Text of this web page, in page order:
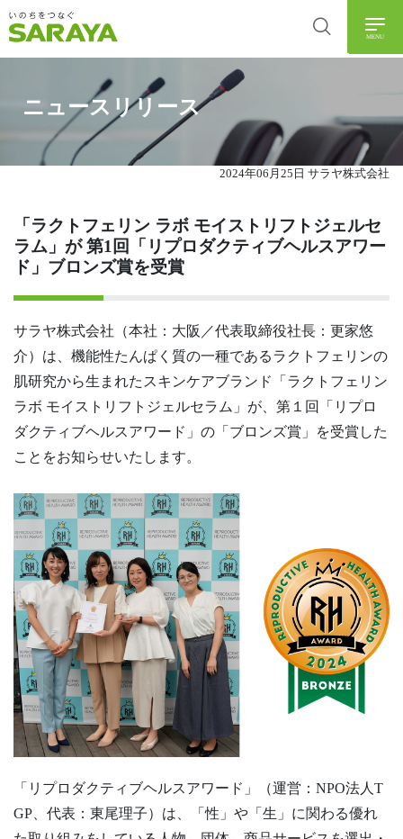
MENU
ニュースリリース
2024年06月25日 サラヤ株式会社
「ラクトフェリン ラボ モイストリフトジェルセ
ラム」が 第1回「リプロダクティブヘルスアワー
ド」ブロンズ賞を受賞
サラヤ株式会社（本社：大阪／代表取締役社長：更家悠
介）は、機能性たんぱく質の一種であるラクトフェリンの
肌研究から生まれたスキンケアブランド「ラクトフェリン
ラボ モイストリフトジェルセラム」が、第１回「リプロ
ダクティブヘルスアワード」の「ブロンズ賞」を受賞した
ことをお知らせいたします。
「リプロダクティブヘルスアワード」（運営：NPO法人T
GP、代表：東尾理子）は、「性」や「生」に関わる優れ